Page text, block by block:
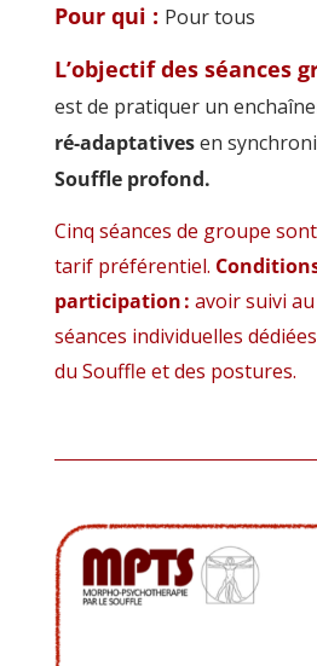
Pour qui : Pour tous
L’objectif des séances
est de pratiquer un
ré-adaptativesen
Souffle profond.
Cinq séances de groupe
tarif préférentiel.
participation : avoir suivi
séances individuelles
du Souffle et des postures.